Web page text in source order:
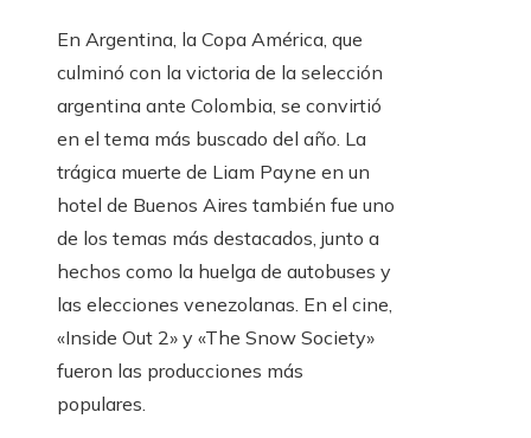
En Argentina, la Copa América, que
culminó con la victoria de la selección
argentina ante Colombia, se convirtió
en el tema más buscado del año. La
trágica muerte de Liam Payne en un
hotel de Buenos Aires también fue uno
de los temas más destacados, junto a
hechos como la huelga de autobuses y
las elecciones venezolanas. En el cine,
«Inside Out 2» y «The Snow Society»
fueron las producciones más
populares.